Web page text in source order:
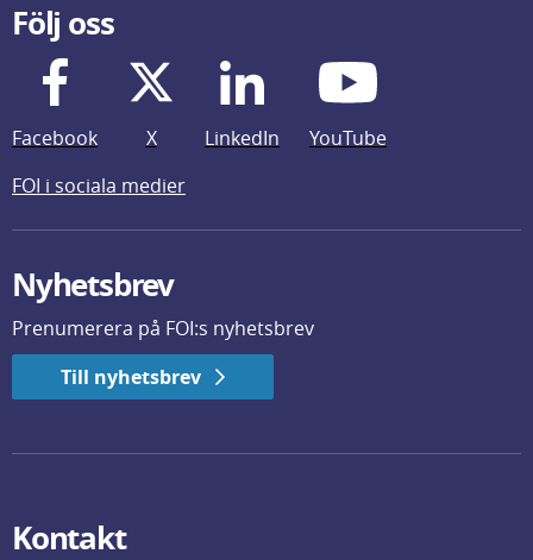
Följ oss
Facebook X LinkedIn
YouTube
FOI i sociala medier
Nyhetsbrev
Prenumerera på FOI:s nyhetsbrev
Till nyhetsbrev
Kontakt